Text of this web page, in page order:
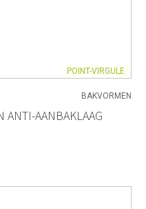
POINT-VIRGULE
BAKVORMEN
ANTI-AANBAKLAAG